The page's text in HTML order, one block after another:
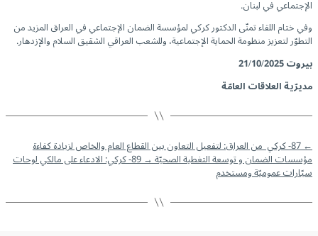
الإجتماعي في لبنان.
وفي ختام اللقاء تمنّى الدكتور كركي لمؤسسة الضمان الإجتماعي في العراق المزيد من
التطوّر لتعزيز منظومة الحماية الإجتماعية، وللشعب العراقي الشقيق السلام والإزدهار.
بيروت21/10/2025
مديرّية العلاقات العامّة
← 87- كركي من العراق: لتفعيل التعاون بين القطاع العام والخاص لزيادة كفاءة
مؤسسات الضمان و توسعة التغطية الصحيّة→ 89- كركي: الادعاء على مالكي لوحات
سيّارات عموميّة ومستخدم